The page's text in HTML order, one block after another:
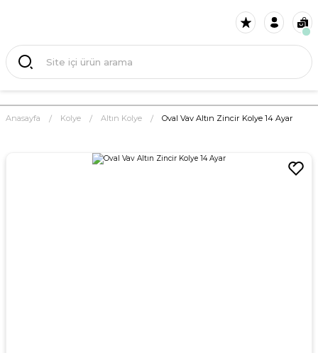
Anasayfa Kolye Altın Kolye Oval Vav Altın Zincir Kolye 14 Ayar